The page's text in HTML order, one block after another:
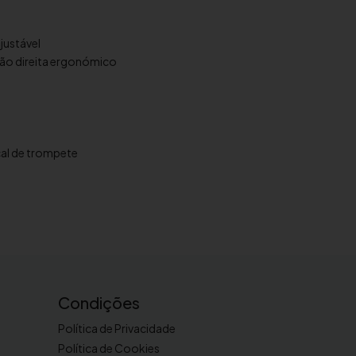
direita ergonómico
de trompete
Condições
Política de Privacidade
Política de Cookies